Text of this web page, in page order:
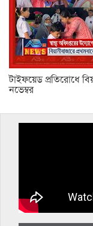
টাইফয়েড প্রতিরোধে
নভেম্বর